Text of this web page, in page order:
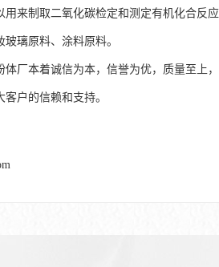
用来制取二氧化碳检定和测定有机化合反
璃原料、涂料原料。
体厂本着诚信为本，信誉为优，质量至上
户的信赖和支持。